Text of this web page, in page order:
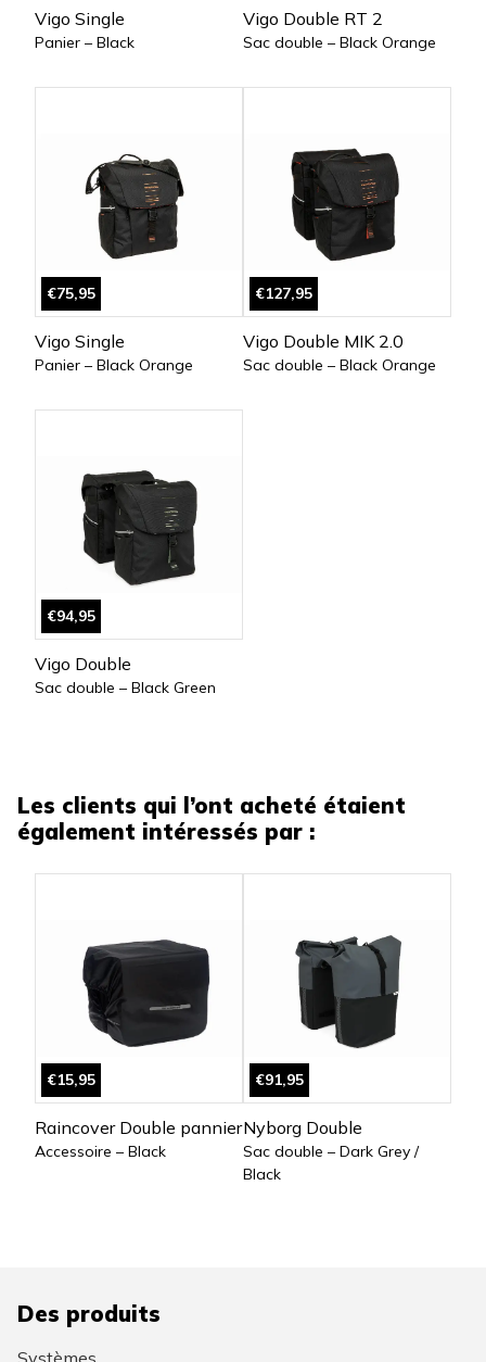
Vigo Single
Panier – Black
Vigo Double RT 2
Sac double – Black Orange
€75,95
Vigo Single
Panier – Black Orange
€127,95
Vigo Double MIK 2.0
Sac double – Black Orange
€94,95
Vigo Double
Sac double – Black Green
Les clients qui l’ont acheté étaient
également intéressés par :
€15,95
Raincover Double pannier
Accessoire – Black
€91,95
Nyborg Double
Sac double – Dark Grey /
Black
Des produits